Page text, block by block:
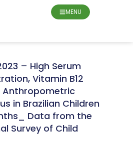
MENU
– High Serum
Vitamin B12
Anthropometric
in Brazilian Children
Data from the
Survey of Child